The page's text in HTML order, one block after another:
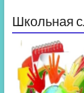
Школьная